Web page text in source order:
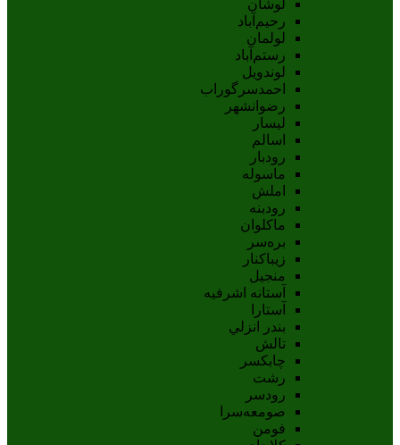
لوشان
رحیم‌آباد
لولمان
رستم‌آباد
لوندویل
احمدسرگوراب
رضوانشهر
لیسار
اسالم
رودبار
ماسوله
املش
رودبنه
ماکلوان
بره‌سر
زیباکنار
منجیل
آستانه اشرفيه
آستارا
بندر انزلي
تالش
چابکسر
رشت
رودسر
صومعه‌سرا
فومن